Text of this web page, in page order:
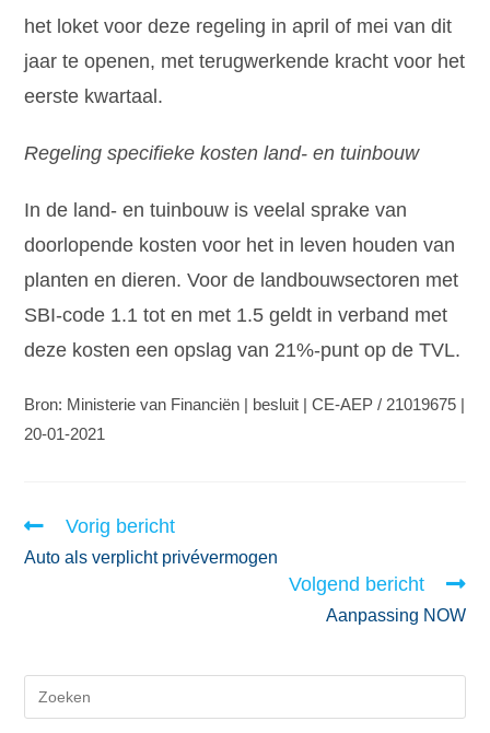
het loket voor deze regeling in april of mei van dit
jaar te openen, met terugwerkende kracht voor het
eerste kwartaal.
Regeling specifieke kosten land- en tuinbouw
In de land- en tuinbouw is veelal sprake van
doorlopende kosten voor het in leven houden van
planten en dieren. Voor de landbouwsectoren met
SBI-code 1.1 tot en met 1.5 geldt in verband met
deze kosten een opslag van 21%-punt op de TVL.
Bron: Ministerie van Financiën | besluit | CE-AEP / 21019675 |
20-01-2021
Vorig bericht
Auto als verplicht privévermogen
Volgend bericht
Aanpassing NOW